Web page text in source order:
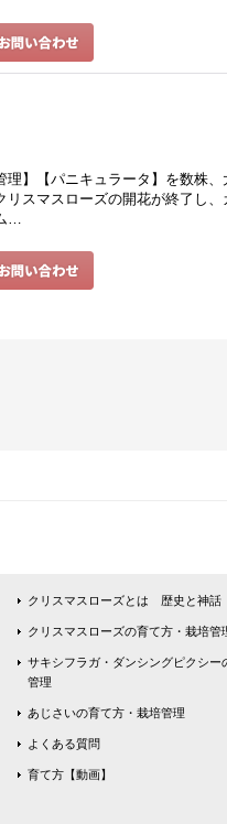
理】【パニキュラータ】を数株
リスマスローズの開花が終了し
…
クリスマスローズとは 歴史と神話
クリスマスローズの育て方・栽培管
サキシフラガ・ダンシングピクシー
管理
あじさいの育て方・栽培管理
よくある質問
育て方【動画】